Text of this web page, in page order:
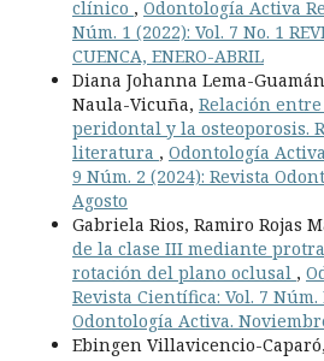
clínico , Odontología Activa
Núm. 1 (2022): Vol. 7 No. 1
CUENCA, ENERO-ABRIL
Diana Johanna Lema-
Naula-Vicuña, Relación
peridontal y la osteoporosis.
literatura , Odontología
9 Núm. 2 (2024): Revista
Agosto
Gabriela Rios, Ramiro Rojas
de la clase III mediante
rotación del plano oclusal ,
Revista Científica: Vol. 7 Núm.
Odontología Activa.
Ebingen Villavicencio-